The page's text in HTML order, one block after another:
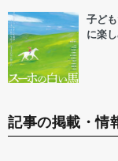
子ど
に楽
記事の掲載・情